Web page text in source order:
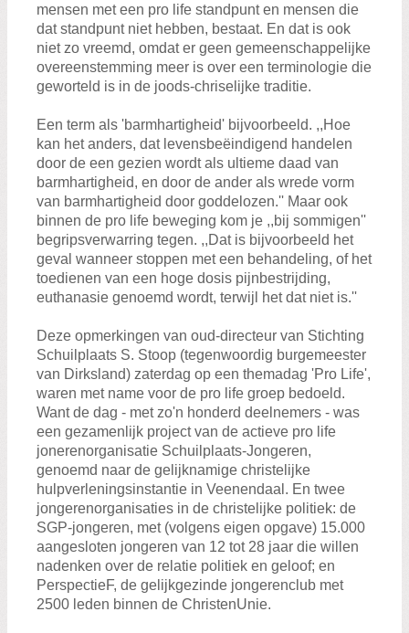
Zoeken
mensen met een pro life standpunt en mensen die
dat standpunt niet hebben, bestaat. En dat is ook
niet zo vreemd, omdat er geen gemeenschappelijke
overeenstemming meer is over een terminologie die
geworteld is in de joods-chriselijke traditie.
Een term als 'barmhartigheid' bijvoorbeeld. ,,Hoe
kan het anders, dat levensbeëindigend handelen
door de een gezien wordt als ultieme daad van
barmhartigheid, en door de ander als wrede vorm
van barmhartigheid door goddelozen.'' Maar ook
binnen de pro life beweging kom je ,,bij sommigen''
begripsverwarring tegen. ,,Dat is bijvoorbeeld het
geval wanneer stoppen met een behandeling, of het
toedienen van een hoge dosis pijnbestrijding,
euthanasie genoemd wordt, terwijl het dat niet is.''
Deze opmerkingen van oud-directeur van Stichting
Schuilplaats S. Stoop (tegenwoordig burgemeester
van Dirksland) zaterdag op een themadag 'Pro Life',
waren met name voor de pro life groep bedoeld.
Want de dag - met zo'n honderd deelnemers - was
een gezamenlijk project van de actieve pro life
jonerenorganisatie Schuilplaats-Jongeren,
genoemd naar de gelijknamige christelijke
hulpverleningsinstantie in Veenendaal. En twee
jongerenorganisaties in de christelijke politiek: de
SGP-jongeren, met (volgens eigen opgave) 15.000
aangesloten jongeren van 12 tot 28 jaar die willen
nadenken over de relatie politiek en geloof; en
PerspectieF, de gelijkgezinde jongerenclub met
2500 leden binnen de ChristenUnie.